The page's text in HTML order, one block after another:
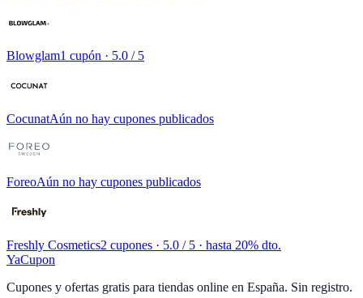
Blowglam1 cupón · 5.0 / 5
CocunatAún no hay cupones publicados
ForeoAún no hay cupones publicados
Freshly Cosmetics2 cupones · 5.0 / 5 · hasta 20% dto.
YaCupon
Cupones y ofertas gratis para tiendas online en España. Sin registro.